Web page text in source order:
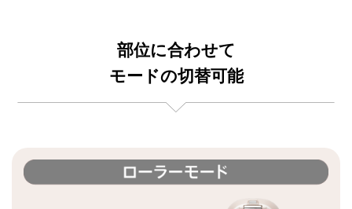
部位に合わせて
モードの切替可能